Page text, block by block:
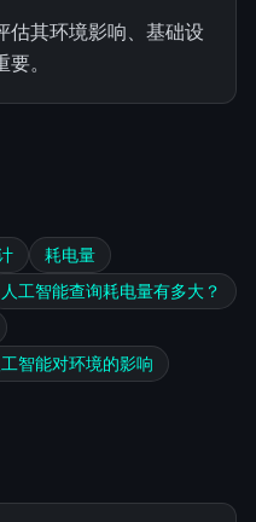
估其环境影响、基础设
。
耗电量
人工智能查询耗电量有多大？
智能对环境的影响